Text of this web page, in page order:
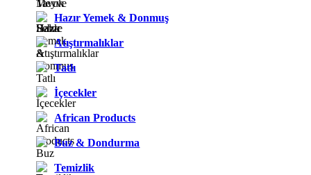
Hazır Yemek & Donmuş
Atıştırmalıklar
Tatlı
İçecekler
African Products
Buz & Dondurma
Temizlik